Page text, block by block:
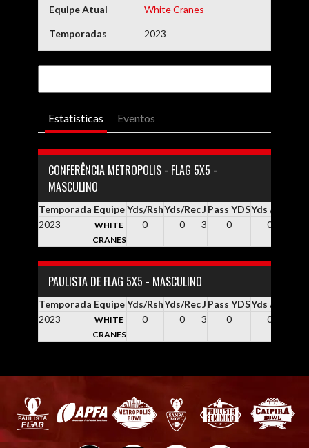
Equipe Atual White Cranes
Temporadas 2023
Estatísticas Eventos
CONFERÊNCIA METROPOLIS - FLAG 5X5 -
MASCULINO
Temporada EquipeYds/RshYds/RecJ Pass YDSYds / Pass
2023
WHITE
CRANES
0 0 3 0 0.0
PAULISTA DE FLAG 5X5 - MASCULINO
Temporada EquipeYds/RshYds/RecJ Pass YDSYds / Pass
2023
WHITE
CRANES
0 0 3 0 0.0